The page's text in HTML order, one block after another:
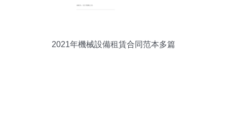
2021年機械設備租賃合同范本多篇